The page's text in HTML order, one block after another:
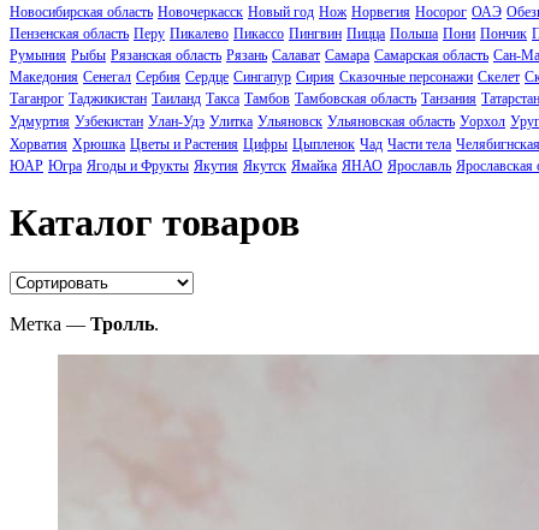
Новосибирская область Новочеркасск Новый год Нож Норвегия Носорог ОАЭ
Пензенская область Перу Пикалево Пикассо Пингвин Пицца Польша Пони Пончик
Румыния Рыбы Рязанская область Рязань Салават Самара Самарская область Сан-
Македония Сенегал Сербия Сердце Сингапур Сирия Сказочные персонажи Скелет
Таганрог Таджикистан Таиланд Такса Тамбов Тамбовская область Танзания Татарстан
Удмуртия Узбекистан Улан-Удэ Улитка Ульяновск Ульяновская область Уорхол
Хорватия Хрюшка Цветы и Растения Цифры Цыпленок Чад Части тела
ЮАР Югра Ягоды и Фрукты Якутия Якутск Ямайка ЯНАО Ярославль Ярославская
Каталог товаров
Метка — Тролль.